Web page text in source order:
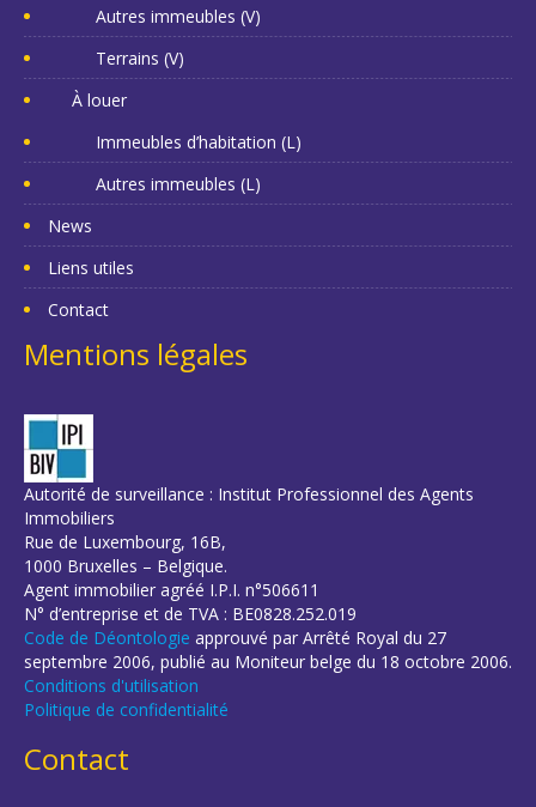
Autres immeubles (V)
Terrains (V)
À louer
Immeubles d’habitation (L)
Autres immeubles (L)
News
Liens utiles
Contact
Mentions légales
Autorité de surveillance : Institut Professionnel des Agents
Immobiliers
Rue de Luxembourg, 16B,
1000 Bruxelles – Belgique.
Agent immobilier agréé I.P.I. n°506611
N° d’entreprise et de TVA : BE0828.252.019
Code de Déontologie approuvé par Arrêté Royal du 27
septembre 2006, publié au Moniteur belge du 18 octobre 2006.
Conditions d'utilisation
Politique de confidentialité
Contact